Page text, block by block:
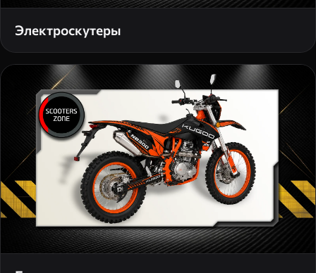
Электроскутеры